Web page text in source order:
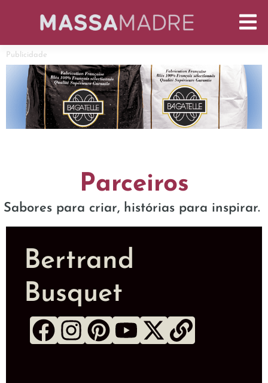
Publicidade
Parceiros
Sabores para criar, histórias para inspirar.
Bertrand
Busquet